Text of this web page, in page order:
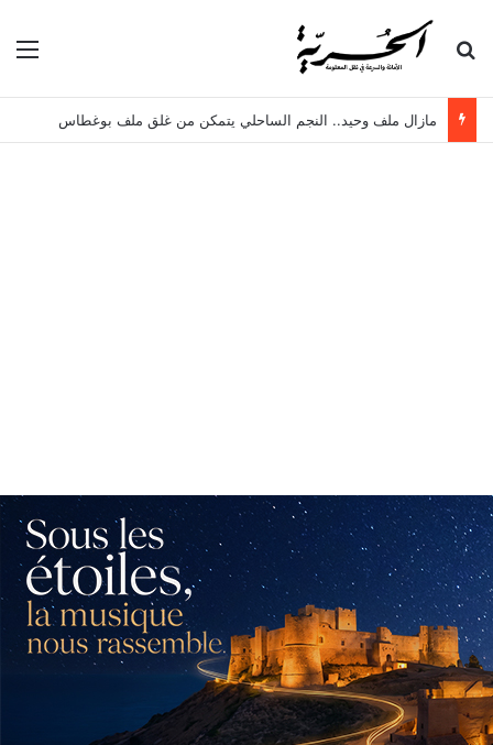
بحث عن
مازال ملف وحيد.. النجم الساحلي يتمكن من غلق ملف بوغطاس